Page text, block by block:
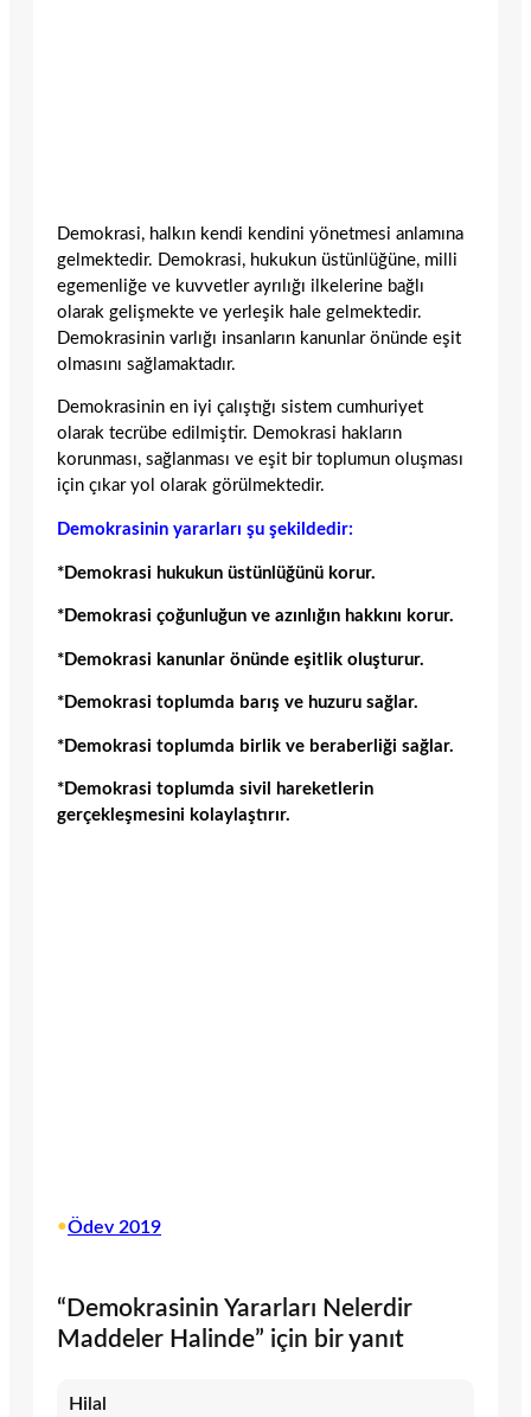
Demokrasi, halkın kendi kendini yönetmesi anlamına
gelmektedir. Demokrasi, hukukun üstünlüğüne, milli
egemenliğe ve kuvvetler ayrılığı ilkelerine bağlı
olarak gelişmekte ve yerleşik hale gelmektedir.
Demokrasinin varlığı insanların kanunlar önünde eşit
olmasını sağlamaktadır.
Demokrasinin en iyi çalıştığı sistem cumhuriyet
olarak tecrübe edilmiştir. Demokrasi hakların
korunması, sağlanması ve eşit bir toplumun oluşması
için çıkar yol olarak görülmektedir.
Demokrasinin yararları şu şekildedir:
*Demokrasi hukukun üstünlüğünü korur.
*Demokrasi çoğunluğun ve azınlığın hakkını korur.
*Demokrasi kanunlar önünde eşitlik oluşturur.
*Demokrasi toplumda barış ve huzuru sağlar.
*Demokrasi toplumda birlik ve beraberliği sağlar.
*Demokrasi toplumda sivil hareketlerin
gerçekleşmesini kolaylaştırır.
•Ödev 2019
“Demokrasinin Yararları Nelerdir
Maddeler Halinde” için bir yanıt
Hilal